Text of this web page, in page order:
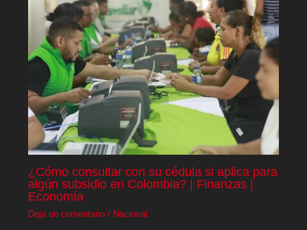
¿Cómo consultar con su cédula si aplica para
algún subsidio en Colombia? | Finanzas |
Economía
Deja un comentario / Nacional